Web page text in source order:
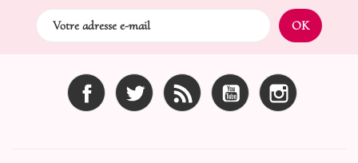
Facebook Twitter Rss YouTube